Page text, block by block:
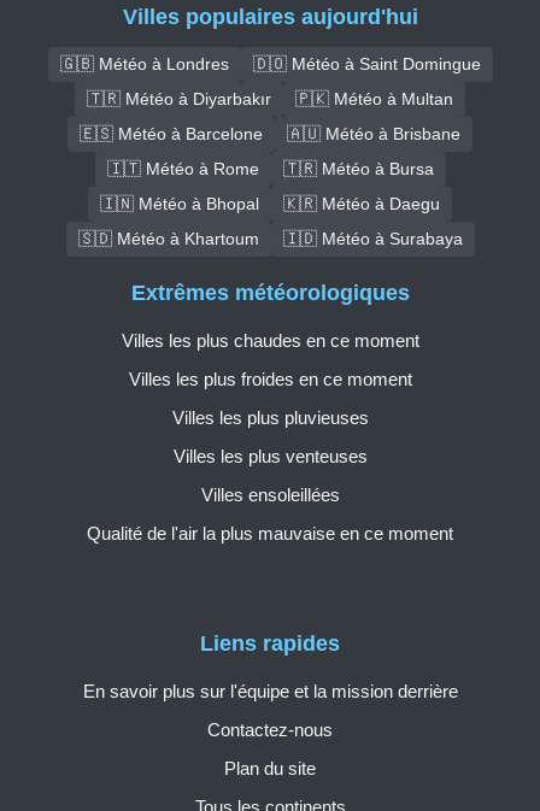
Villes populaires aujourd'hui
🇬🇧 Météo à Londres
🇩🇴 Météo à Saint Domingue
🇹🇷 Météo à Diyarbakır
🇵🇰 Météo à Multan
🇪🇸 Météo à Barcelone
🇦🇺 Météo à Brisbane
🇮🇹 Météo à Rome
🇹🇷 Météo à Bursa
🇮🇳 Météo à Bhopal
🇰🇷 Météo à Daegu
🇸🇩 Météo à Khartoum
🇮🇩 Météo à Surabaya
Liens rapides
En savoir plus sur l'équipe et la mission derrière
Contactez-nous
Plan du site
Tous les continents
Extrêmes météorologiques
Villes les plus chaudes en ce moment
Villes les plus froides en ce moment
Villes les plus pluvieuses
Villes les plus venteuses
Villes ensoleillées
Qualité de l'air la plus mauvaise en ce moment